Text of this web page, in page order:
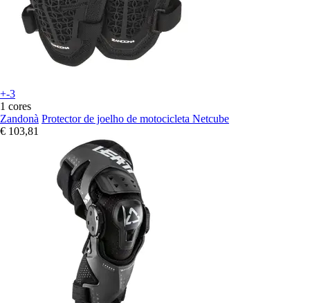
+-3
1 cores
Zandonà Protector de joelho de motocicleta Netcube
€ 103,81